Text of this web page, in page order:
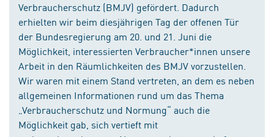
Verbraucherschutz (BMJV) gefördert. Dadurch
erhielten wir beim diesjährigen Tag der offenen Tür
der Bundesregierung am 20. und 21. Juni die
Möglichkeit, interessierten Verbraucher*innen unsere
Arbeit in den Räumlichkeiten des BMJV vorzustellen.
Wir waren mit einem Stand vertreten, an dem es neben
allgemeinen Informationen rund um das Thema
„Verbraucherschutz und Normung“ auch die
Möglichkeit gab, sich vertieft mit